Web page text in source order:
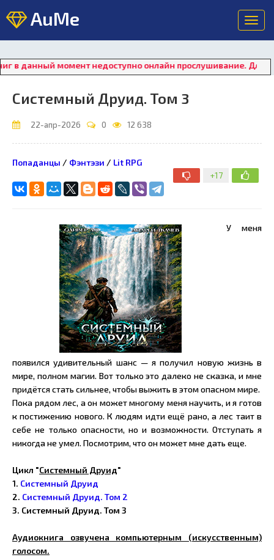
AuMe
момент недоступно онлайн прослушивание. Для
Системный Друид. Том 3
22-апр-2026 0 12 638
+17
Попаданцы / Фэнтэзи / Lit RPG
У меня
появился удивительный шанс — я получил новую жизнь в
мире, полном магии. Вот только это далеко не сказка, и мне
придётся стать сильнее, чтобы выжить в этом опасном мире.
Пока рядом лес, а он может многому меня научить, и я готов
к постижению нового. К людям идти ещё рано, а лес таит в
себе не только опасности, но и возможности. Отступать я
никогда не умел. Посмотрим, что он может мне дать еще.
Цикл "Системный Друид"
1. Системный Друид
2. Системный Друид. Том 2
3. Системный Друид. Том 3
Аудиокнига озвучена компьютерным (искусственным)
голосом.